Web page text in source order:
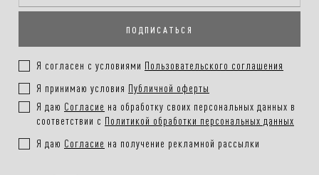
ПОДПИСАТЬСЯ
Я согласен с условиями Пользовательского соглашения
Я принимаю условия Публичной оферты
Я даю Согласие на обработку своих персональных данных в
соответствии с Политикой обработки персональных данных
Я даю Согласие на получение рекламной рассылки